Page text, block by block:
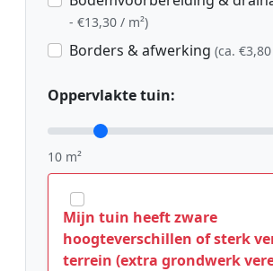
- €13,30 / m²)
Borders & afwerking (ca.
Oppervlakte tuin:
10 m²
Mijn tuin heeft zware
hoogteverschillen of sterk
terrein (extra grondwerk